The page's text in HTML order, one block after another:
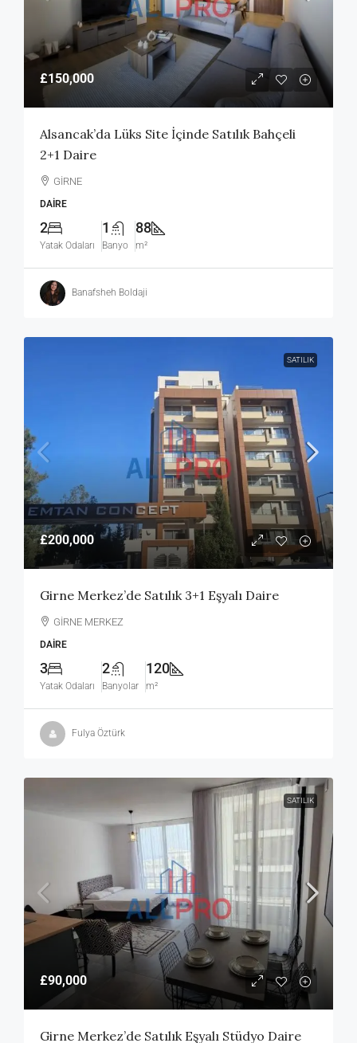
£150,000
Alsancak’da Lüks Site İçinde Satılık Bahçeli
2+1 Daire
GİRNE
DAIRE
2
Yatak Odaları
1
Banyo
88
m²
Banafsheh Boldaji
SATILIK
£200,000
Girne Merkez’de Satılık 3+1 Eşyalı Daire
GİRNE MERKEZ
DAIRE
3
Yatak Odaları
2
Banyolar
120
m²
Fulya Öztürk
SATILIK
£90,000
Girne Merkez’de Satılık Eşyalı Stüdyo Daire